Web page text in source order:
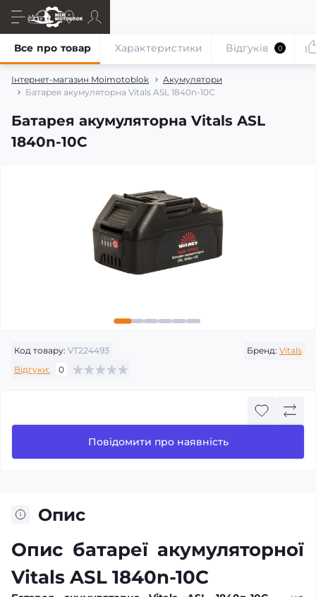
Інтернет-магазин Moimotoblok
Акумулятори
Батарея акумуляторна Vitals ASL 1840n-10С
Батарея акумуляторна Vitals ASL
1840n-10С
Все про товар Характеристики Відгуків 0
Код товару: VT224493 Бренд: Vitals
Відгуки:
0
Повідомити про наявність
Опис
Опис батареї акумуляторної
Vitals ASL 1840n-10С